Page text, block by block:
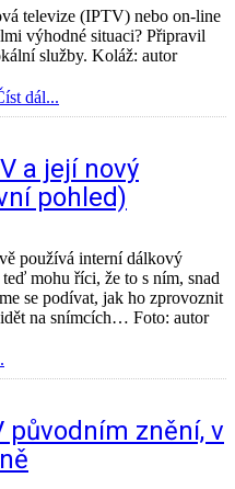
televize (IPTV) nebo on-line
výhodné situaci? Připravil
služby. Koláž: autor
dál...
a její nový
pohled)
používá interní dálkový
mohu říci, že to s ním, snad
se podívat, jak ho zprovoznit
na snímcích… Foto: autor
původním znění, v